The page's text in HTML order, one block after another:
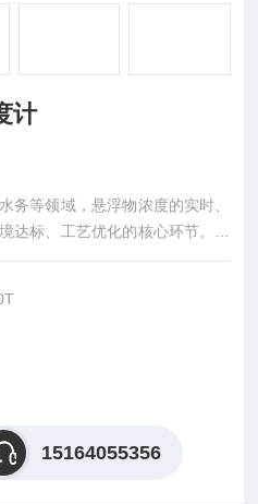
计
务等领域，悬浮物浓度的实时、
达标、工艺优化的核心环节。辽
下简称“辽宁新锐鹏"）作为专注
浮物浓度计（核心型号XRP-SS8
15164055356